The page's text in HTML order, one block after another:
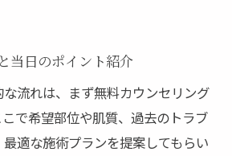
当日のポイント紹介
流れは、まず無料カウンセリング
で希望部位や肌質、過去のトラブ
適な施術プランを提案してもらい